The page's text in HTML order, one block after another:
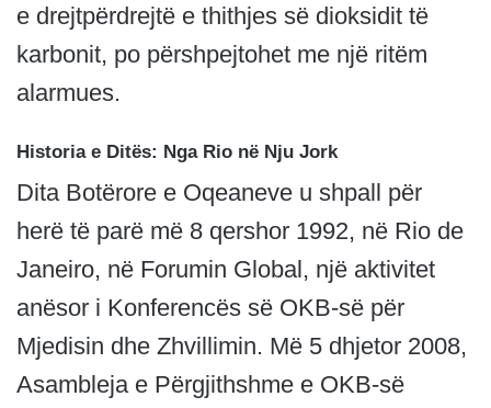
e drejtpërdrejtë e thithjes së dioksidit të
karbonit, po përshpejtohet me një ritëm
alarmues.
Historia e Ditës: Nga Rio në Nju Jork
Dita Botërore e Oqeaneve u shpall për
herë të parë më 8 qershor 1992, në Rio de
Janeiro, në Forumin Global, një aktivitet
anësor i Konferencës së OKB-së për
Mjedisin dhe Zhvillimin. Më 5 dhjetor 2008,
Asambleja e Përgjithshme e OKB-së